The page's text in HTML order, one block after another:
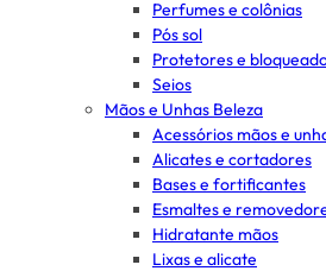
Perfumes e colônias
Pós sol
Protetores e
Seios
Mãos e Unhas Beleza
Acessórios mãos e
Alicates e cortadores
Bases e fortificantes
Esmaltes e
Hidratante mãos
Lixas e alicate